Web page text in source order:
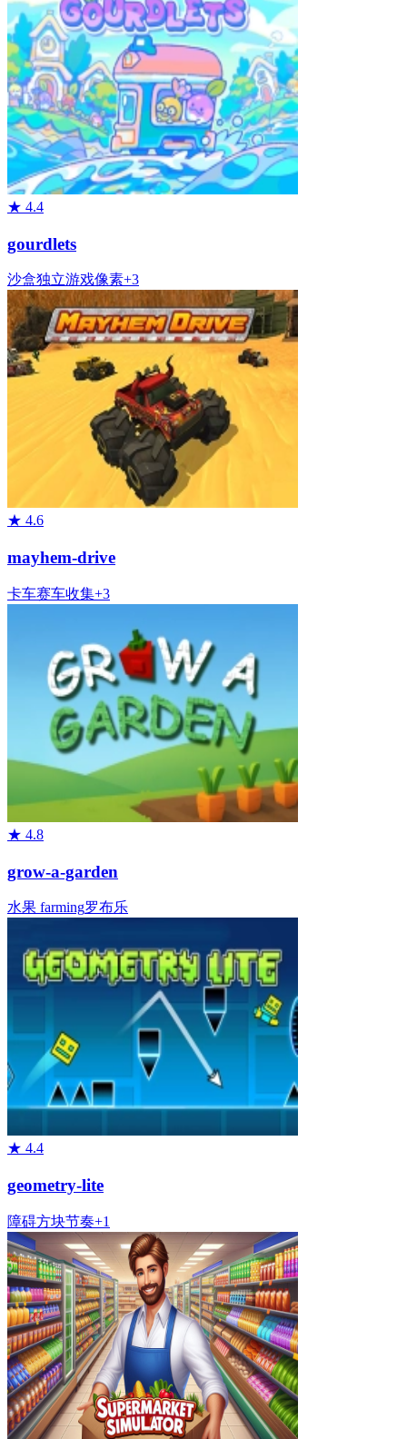
★ 4.4
gourdlets
沙盒独立游戏像素+3
★ 4.6
mayhem-drive
卡车赛车收集+3
★ 4.8
grow-a-garden
水果 farming罗布乐
★ 4.4
geometry-lite
障碍方块节奏+1